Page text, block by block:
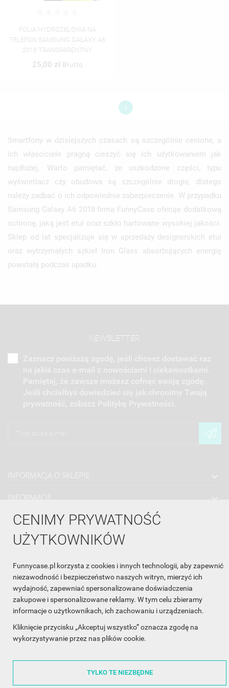
CENIMY PRYWATNOŚĆ
UŻYTKOWNIKÓW
Funnycase.pl korzysta z cookies i innych technologii, aby zapewnić
niezawodność i bezpieczeństwo naszych witryn, mierzyć ich
wydajność, zapewniać spersonalizowane doświadczenia
zakupowe i spersonalizowane reklamy. W tym celu zbieramy
informacje o użytkownikach, ich zachowaniu i urządzeniach.
Kliknięcie przycisku „Akceptuj wszystko” oznacza zgodę na
wykorzystywanie przez nas plików cookie.
TYLKO TE NIEZBĘDNE
FOLIA HYDROŻELOWA NA
TELEFON SAMSUNG GALAXY A6
2018 TRANSPARENTNY
25,00 zł Brutto
1
Smartfony w dzisiejszych czasach są szczególnie cenione, a
ich właściciele pragną cieszyć się ich użytkowaniem jak
najdłużej. Warto pamiętać, że uszkodzone części, typu
wyświetlacz czy obudowa są szczególnie drogie, dlatego
należy zadbać o ich odpowiednie zabezpieczenie. W przypadku
Samsung Galaxy A6 2018 firma FunnyCase oferuje dodatkową
ochronę, jaką jest etui oraz szkło hartowane wysokiej jakości.
Sklep od lat specjalizuje się w sprzedaży designerskich etui
oraz wytrzymałych szkieł Iron Glass absorbujących energię
powstałą podczas upadku.
NEWSLETTER
INFORMACJA O SKLEPIE
INFORMACJE
OBSŁUGA KLIENTA
WSPÓŁPRACA
ŚLEDŹ NAS NA FACEBOOKU 
Made with❤in Poland